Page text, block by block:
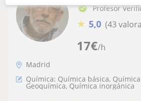
17€/h
Profesor
★ 5,0 (43
Madrid
Química: Química básica,
Geoquímica, Química inorgánica